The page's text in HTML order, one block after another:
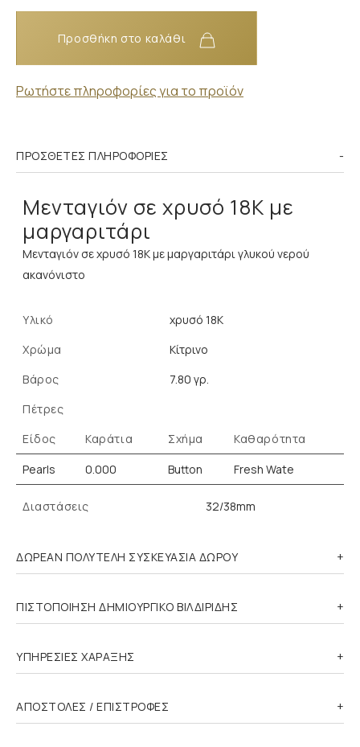
Προσθήκη στο καλάθι
Ρωτήστε πληροφορίες για το προϊόν
ΠΡΌΣΘΕΤΕΣ ΠΛΗΡΟΦΟΡΊΕΣ
Μενταγιόν σε χρυσό 18Κ με
μαργαριτάρι
Μενταγιόν σε χρυσό 18Κ με μαργαριτάρι γλυκού νερού
ακανόνιστο
Υλικό
χρυσό 18K
Χρώμα
Κίτρινο
Βάρος
7.80 γρ.
Πέτρες
Είδος
Καράτια Σχήμα
Καθαρότητα
Pearls
0.000 Button Fresh Wate
Διαστάσεις 32/38mm
ΔΩΡΕΑΝ ΠΟΛΥΤΕΛΗ ΣΥΣΚΕΥΑΣΙΑ ΔΩΡΟΥ
ΠΙΣΤΟΠΟΙΗΣΗ ΔΗΜΙΟΥΡΓΙΚΟ ΒΙΛΔΙΡΙΔΗΣ
ΥΠΗΡΕΣΙΕΣ ΧΑΡΑΞΗΣ
ΑΠΟΣΤΟΛΕΣ / ΕΠΙΣΤΡΟΦΕΣ